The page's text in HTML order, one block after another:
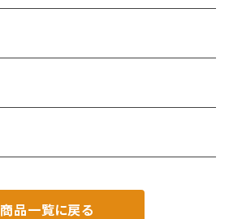
商品一覧に戻る